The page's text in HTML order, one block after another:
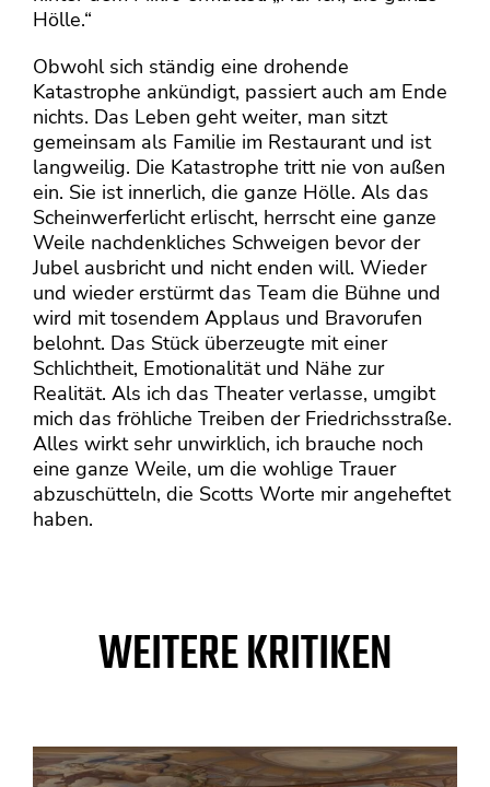
Hölle.“
Obwohl sich ständig eine drohende
Katastrophe ankündigt, passiert auch am Ende
nichts. Das Leben geht weiter, man sitzt
gemeinsam als Familie im Restaurant und ist
langweilig. Die Katastrophe tritt nie von außen
ein. Sie ist innerlich, die ganze Hölle. Als das
Scheinwerferlicht erlischt, herrscht eine ganze
Weile nachdenkliches Schweigen bevor der
Jubel ausbricht und nicht enden will. Wieder
und wieder erstürmt das Team die Bühne und
wird mit tosendem Applaus und Bravorufen
belohnt. Das Stück überzeugte mit einer
Schlichtheit, Emotionalität und Nähe zur
Realität. Als ich das Theater verlasse, umgibt
mich das fröhliche Treiben der Friedrichsstraße.
Alles wirkt sehr unwirklich, ich brauche noch
eine ganze Weile, um die wohlige Trauer
abzuschütteln, die Scotts Worte mir angeheftet
haben.
WEITERE KRITIKEN